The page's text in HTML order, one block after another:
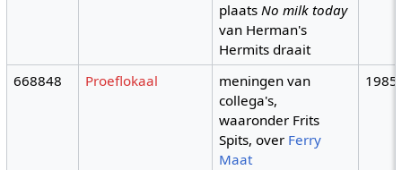
plaatsNo milk today
van Herman's
Hermits draait
668848 Proeflokaal
meningen van
collega's,
waaronder Frits
Spits, over Ferry
Maat
1985